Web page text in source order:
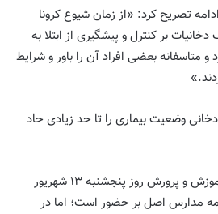
تصریح کرد: «از زمان شیوع کرونا
بر کنترل و پیشگیری از ابتلا به
و متاسفانه بعضی افراد آن را باور و شرایط
وضعیت بیماری را تا حد زیادی حاد
محسن حاجی‌میرزایی وزیر آموزش و پرورش روز پنجشنبه ۱۳ شهریور
در همه مدارس اصل بر حضور است؛ اما در